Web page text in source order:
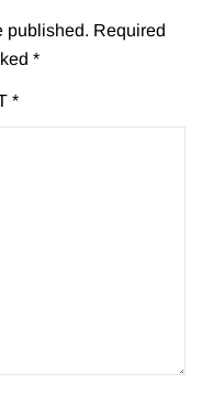
published. Required
*
*